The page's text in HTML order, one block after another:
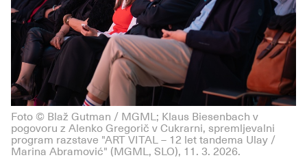
Foto © Blaž Gutman / MGML; Klaus Biesenbach v
pogovoru z Alenko Gregorič v Cukrarni, spremljevalni
program razstave "ART VITAL – 12 let tandema Ulay /
Marina Abramović" (MGML, SLO), 11. 3. 2026.